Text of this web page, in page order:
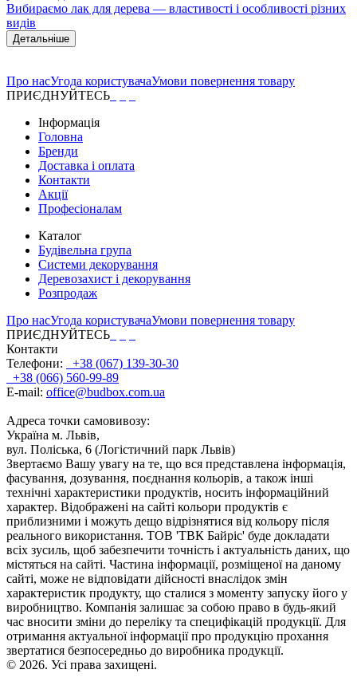
Вибираємо лак для дерева — властивості і особливості різних
видів
Детальніше
Про насУгода користувачаУмови повернення товару
ПРИЄДНУЙТЕСЬ
Інформація
Головна
Бренди
Доставка і оплата
Контакти
Акції
Професіоналам
Каталог
Будівельна група
Системи декорування
Деревозахист і декорування
Розпродаж
Про насУгода користувачаУмови повернення товару
ПРИЄДНУЙТЕСЬ
Контакти
Телефони:
+38 (067) 139-30-30
+38 (066) 560-99-89
E-mail: office@budbox.com.ua
Адреса точки самовивозу:
Україна м. Львів,
вул. Поліська, 6 (Логістичний парк Львів)
Звертаємо Вашу увагу на те, що вся представлена інформація,
фасування, дозування, поєднання кольорів, а також інші
технічні характеристики продуктів, носить інформаційний
характер. Відображені на сайті кольори продуктів є
приблизними і можуть дещо відрізнятися від кольору після
реального використання. ТОВ 'ТВК Байріс' буде докладати
всіх зусиль, щоб забезпечити точність і актуальність даних, що
містяться на сайті. Частина інформації, розміщеної на даному
сайті, може не відповідати дійсності внаслідок змін
характеристик продукту, що сталися з моменту запуску його у
виробництво. Компанія залишає за собою право в будь-який
час вносити зміни до переліку та специфікацій продукції. Для
отримання актуальної інформації про продукцію прохання
звертатися безпосередньо до виробника продукції.
© 2026. Усі права захищені.